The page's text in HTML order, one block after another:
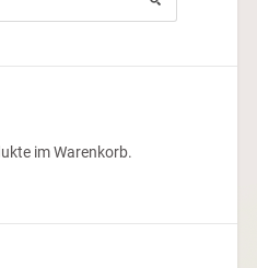
im Warenkorb.